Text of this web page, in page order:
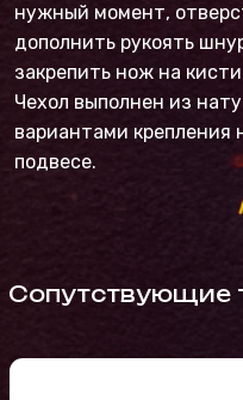
нужный момент,
дополнить рукоять
закрепить нож на
Чехол выполнен из
вариантами крепления
подвесе.
Cопутствующие